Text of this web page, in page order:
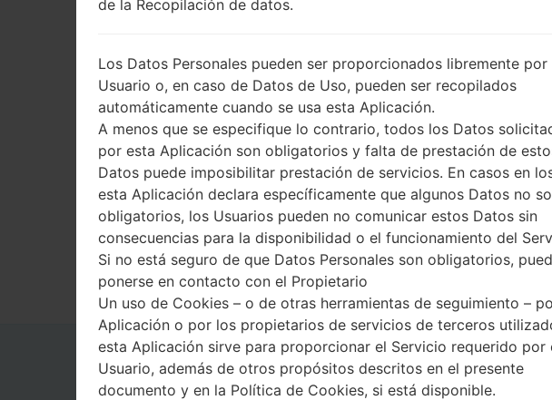
Instrucciones
de la Recopilación de datos.
Los Datos Personales pueden ser proporcionados libremente por
Usuario o, en caso de Datos de Uso, pueden ser recopilados
automáticamente cuando se usa esta Aplicación.
A menos que se especifique lo contrario, todos los Datos
por esta Aplicación son obligatorios y falta de prestación de
Datos puede imposibilitar prestación de servicios. En casos en
esta Aplicación declara específicamente que algunos Datos no
obligatorios, los Usuarios pueden no comunicar estos Datos sin
consecuencias para la disponibilidad o el funcionamiento del
Si no está seguro de que Datos Personales son obligatorios,
ponerse en contacto con el Propietario
Un uso de Cookies – o de otras herramientas de seguimiento –
Aplicación o por los propietarios de servicios de terceros
esta Aplicación sirve para proporcionar el Servicio requerido por
Usuario, además de otros propósitos descritos en el presente
documento y en la Política de Cookies, si está disponible.